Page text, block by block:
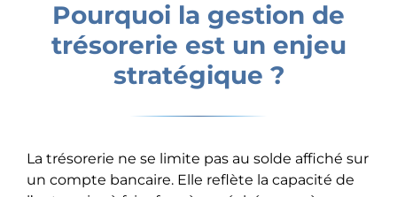
Pourquoi la gestion de
trésorerie est un enjeu
stratégique ?
La trésorerie ne se limite pas au solde affiché sur
un compte bancaire. Elle reflète la capacité de